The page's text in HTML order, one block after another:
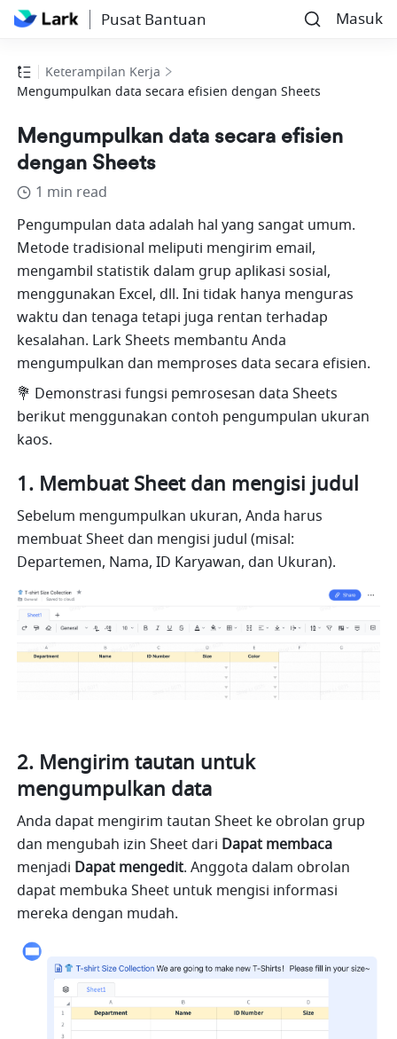
Pusat Bantuan Masuk
Keterampilan Kerja
Mengumpulkan data secara efisien dengan Sheets
Mengumpulkan data secara efisien
dengan Sheets
1 min read
Pengumpulan data adalah hal yang sangat umum.
Metode tradisional meliputi mengirim email,
mengambil statistik dalam grup aplikasi sosial,
menggunakan Excel, dll. Ini tidak hanya menguras
waktu dan tenaga tetapi juga rentan terhadap
kesalahan. Lark Sheets membantu Anda
mengumpulkan dan memproses data secara efisien.
💐 Demonstrasi fungsi pemrosesan data Sheets
berikut menggunakan contoh pengumpulan ukuran
kaos.
1. Membuat Sheet dan mengisi judul
Sebelum mengumpulkan ukuran, Anda harus
membuat Sheet dan mengisi judul (misal:
Departemen, Nama, ID Karyawan, dan Ukuran).
2. Mengirim tautan untuk
mengumpulkan data
Anda dapat mengirim tautan Sheet ke obrolan grup
dan mengubah izin Sheet dari Dapat membaca
menjadi Dapat mengedit. Anggota dalam obrolan
dapat membuka Sheet untuk mengisi informasi
mereka dengan mudah.